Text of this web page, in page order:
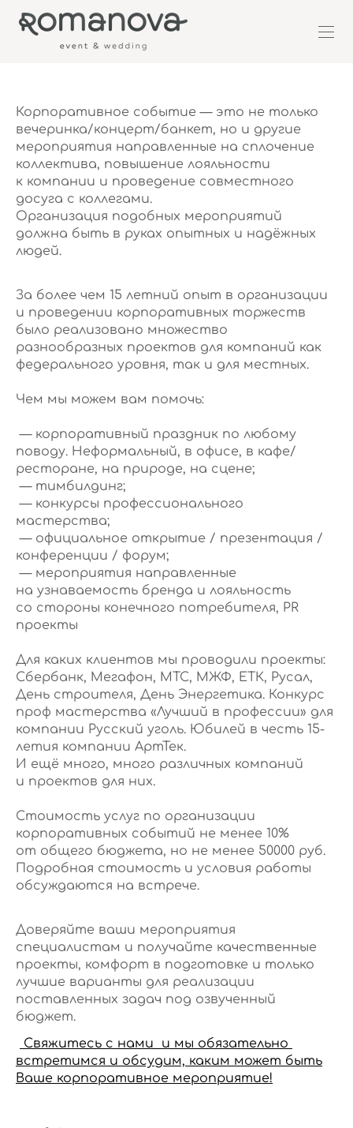
Корпоративное событие — это не только
вечеринка/концерт/банкет, но и другие
мероприятия направленные на сплочение
коллектива, повышение лояльности
к компании и проведение совместного
досуга с коллегами.
Организация подобных мероприятий
должна быть в руках опытных и надёжных
людей.
За более чем 15 летний опыт в организации
и проведении корпоративных торжеств
было реализовано множество
разнообразных проектов для компаний как
федерального уровня, так и для местных.
Чем мы можем вам помочь:
— корпоративный праздник по любому
поводу. Неформальный, в офисе, в кафе/
ресторане, на природе, на сцене;
— тимбилдинг;
— конкурсы профессионального
мастерства;
— официальное открытие / презентация /
конференции / форум;
— мероприятия направленные
на узнаваемость бренда и лояльность
со стороны конечного потребителя, PR
проекты
Для каких клиентов мы проводили проекты:
Сбербанк, Мегафон, МТС, МЖФ, ЕТК, Русал,
День строителя, День Энергетика. Конкурс
проф мастерства «Лучший в профессии» для
компании Русский уголь. Юбилей в честь 15-
летия компании АртТек.
И ещё много, много различных компаний
и проектов для них.
Стоимость услуг по организации
корпоративных событий не менее 10%
от общего бюджета, но не менее 50000 руб.
Подробная стоимость и условия работы
обсуждаются на встрече.
Доверяйте ваши мероприятия
специалистам и получайте качественные
проекты, комфорт в подготовке и только
лучшие варианты для реализации
поставленных задач под озвученный
бюджет.
Свяжитесь с нами и мы обязательно
встретимся и обсудим, каким может быть
Ваше корпоративное мероприятие!